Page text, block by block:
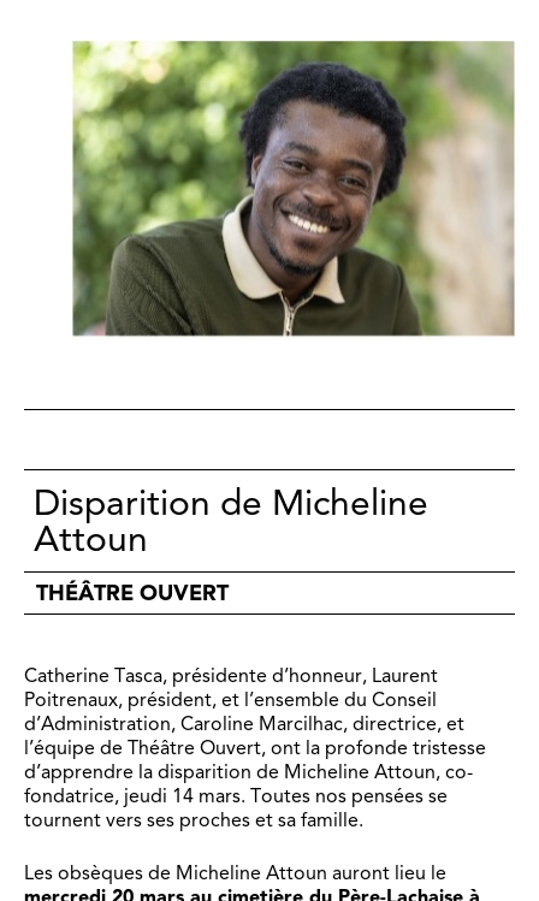
Disparition de Micheline
Attoun
THÉÂTRE OUVERT
Catherine Tasca, présidente d’honneur, Laurent
Poitrenaux, président, et l’ensemble du Conseil
d’Administration, Caroline Marcilhac, directrice, et
l’équipe de Théâtre Ouvert, ont la profonde tristesse
d’apprendre la disparition de Micheline Attoun, co-
fondatrice, jeudi 14 mars. Toutes nos pensées se
tournent vers ses proches et sa famille.
Les obsèques de Micheline Attoun auront lieu le